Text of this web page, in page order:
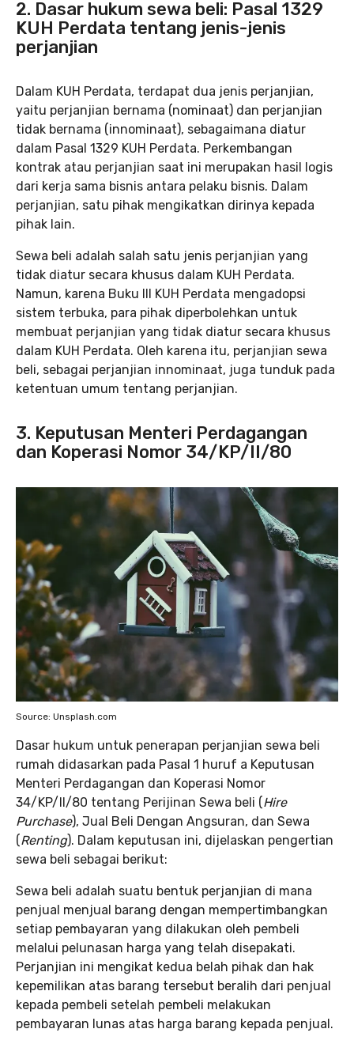
2. Dasar hukum sewa beli: Pasal 1329
KUH Perdata tentang jenis-jenis
perjanjian
Dalam KUH Perdata, terdapat dua jenis perjanjian,
yaitu perjanjian bernama (nominaat) dan perjanjian
tidak bernama (innominaat), sebagaimana diatur
dalam Pasal 1329 KUH Perdata. Perkembangan
kontrak atau perjanjian saat ini merupakan hasil logis
dari kerja sama bisnis antara pelaku bisnis. Dalam
perjanjian, satu pihak mengikatkan dirinya kepada
pihak lain.
Sewa beli adalah salah satu jenis perjanjian yang
tidak diatur secara khusus dalam KUH Perdata.
Namun, karena Buku III KUH Perdata mengadopsi
sistem terbuka, para pihak diperbolehkan untuk
membuat perjanjian yang tidak diatur secara khusus
dalam KUH Perdata. Oleh karena itu, perjanjian sewa
beli, sebagai perjanjian innominaat, juga tunduk pada
ketentuan umum tentang perjanjian.
3. Keputusan Menteri Perdagangan
dan Koperasi Nomor 34/KP/II/80
Source: Unsplash.com
Dasar hukum untuk penerapan perjanjian sewa beli
rumah didasarkan pada Pasal 1 huruf a Keputusan
Menteri Perdagangan dan Koperasi Nomor
34/KP/II/80 tentang Perijinan Sewa beli (Hire
Purchase), Jual Beli Dengan Angsuran, dan Sewa
(Renting). Dalam keputusan ini, dijelaskan pengertian
sewa beli sebagai berikut:
Sewa beli adalah suatu bentuk perjanjian di mana
penjual menjual barang dengan mempertimbangkan
setiap pembayaran yang dilakukan oleh pembeli
melalui pelunasan harga yang telah disepakati.
Perjanjian ini mengikat kedua belah pihak dan hak
kepemilikan atas barang tersebut beralih dari penjual
kepada pembeli setelah pembeli melakukan
pembayaran lunas atas harga barang kepada penjual.